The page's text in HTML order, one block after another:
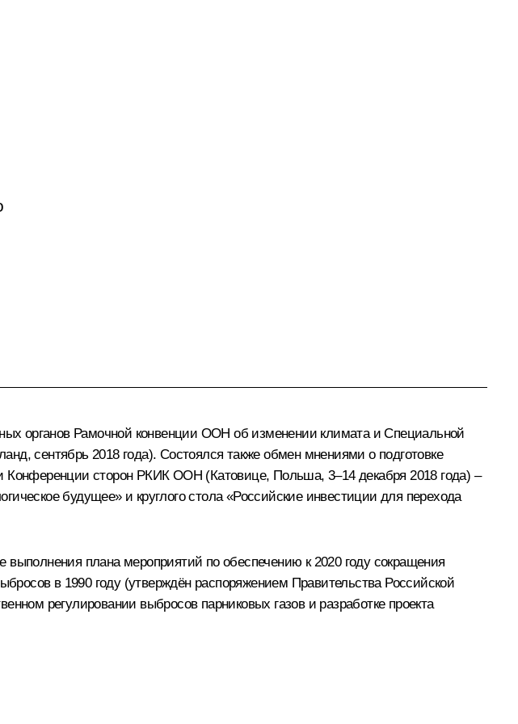
органов Рамочной конвенции ООН об изменении климата и Специальной
сентябрь 2018 года). Состоялся также обмен мнениями о подготовке
сторон РКИК ООН (Катовице, Польша, 3–14 декабря 2018 года) –
будущее» и круглого стола «Российские инвестиции для перехода
плана мероприятий по обеспечению к 2020 году сокращения
в 1990 году (утверждён распоряжением Правительства Российской
регулировании выбросов парниковых газов и разработке проекта